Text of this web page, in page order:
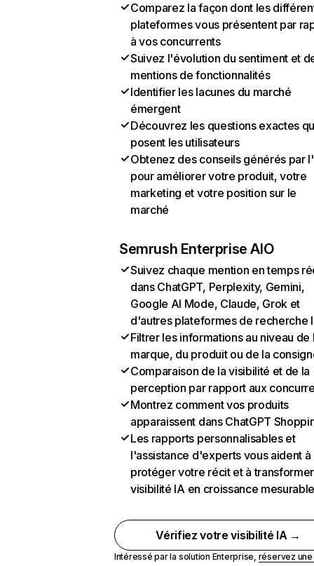
Comparez la façon dont les
plateformes vous présentent par
à vos concurrents
Suivez l'évolution du sentiment et
mentions de fonctionnalités
Identifier les lacunes du marché
émergent
Découvrez les questions exactes
posent les utilisateurs
Obtenez des conseils générés par
pour améliorer votre produit, votre
marketing et votre position sur le
marché
Semrush Enterprise AIO
Suivez chaque mention en temps
dans ChatGPT, Perplexity, Gemini,
Google AI Mode, Claude, Grok et
d'autres plateformes de recherche
Filtrer les informations au niveau de
marque, du produit ou de la
Comparaison de la visibilité et de la
perception par rapport aux
Montrez comment vos produits
apparaissent dans ChatGPT
Les rapports personnalisables et
l'assistance d'experts vous aident à
protéger votre récit et à
visibilité IA en croissance
Vérifiez votre visibilité IA →
Intéressé par la solution Enterprise, réservez